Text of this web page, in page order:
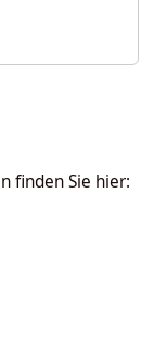
finden Sie hier: